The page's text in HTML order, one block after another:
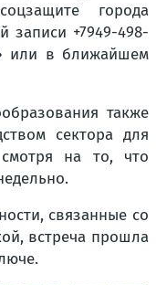
города
записи +7949-498-
или в ближайшем
также
сектора для
на то, что
связанные со
встреча прошла